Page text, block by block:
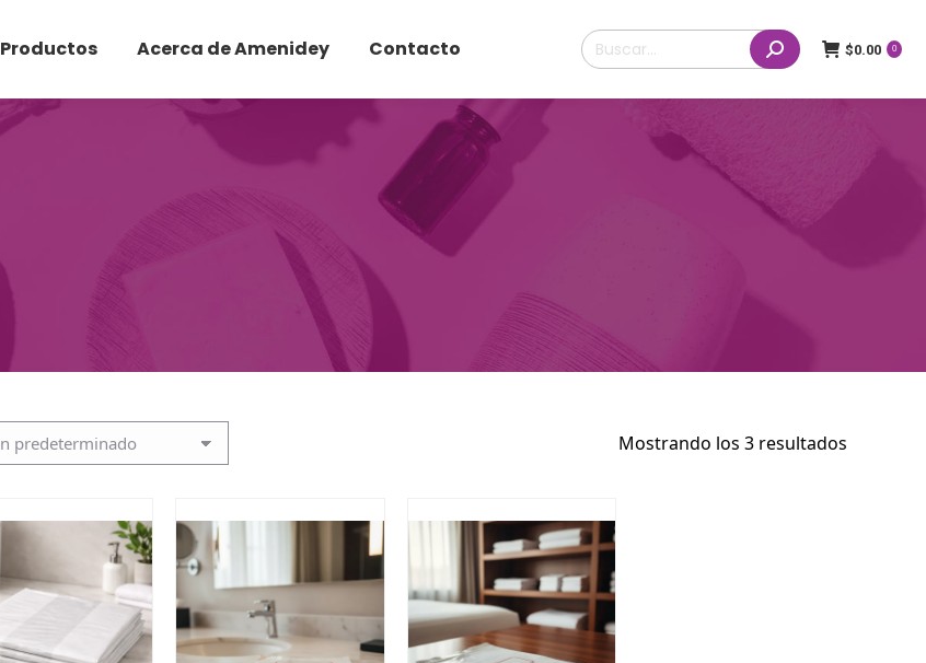
Productos Acerca de Amenidey Contacto Buscar: $0.00 0
Mostrando los 3 resultados